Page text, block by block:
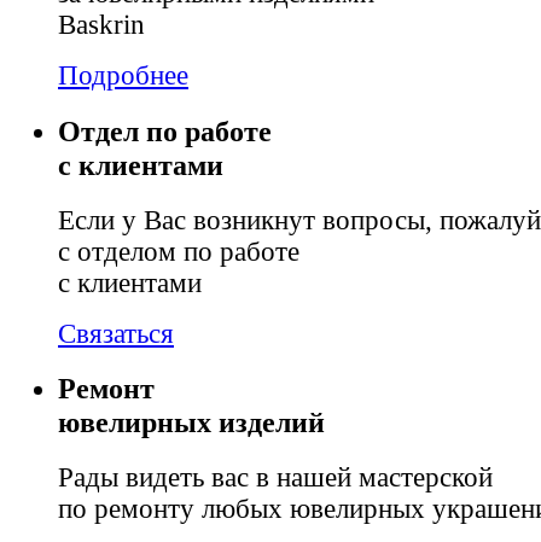
Baskrin
Подробнее
Отдел по работе
с клиентами
Если у Вас возникнут вопросы,
с отделом по работе
с клиентами
Связаться
Ремонт
ювелирных изделий
Рады видеть вас в нашей мастерской
по ремонту любых ювелирных